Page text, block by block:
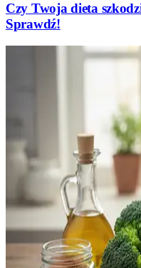
Czy Twoja dieta
Sprawdź!